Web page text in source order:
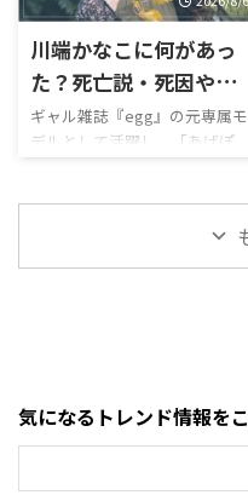
人が入管難民法違反などの疑
いで逮捕されています。 さら
に、ビル内から違法薬物の可
能性がある粉末が複数押収さ
れたとされ、ネット上では次
のような疑問が急増しまし
で何があったのか・なぜ大阪
府警が約170人も投入したの
川端かなこに何があっ
た？死亡説・死因や自
殺説、旦那との結婚・
激痩せ・呂律の噂
ギャル雑誌『egg』の元専属モ
デルとして活躍し、「あげぽ
よ」を広めた人物の一人とし
んの訃報を伝える投稿がSNSで
拡散されました。 ネット上で
殺説は本当なのか・最近の激
痩せや呂律と関係があるの
気になるトレンド情報を